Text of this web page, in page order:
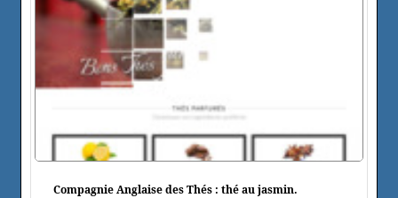
Compagnie Anglaise des Thés : thé au jasmin.